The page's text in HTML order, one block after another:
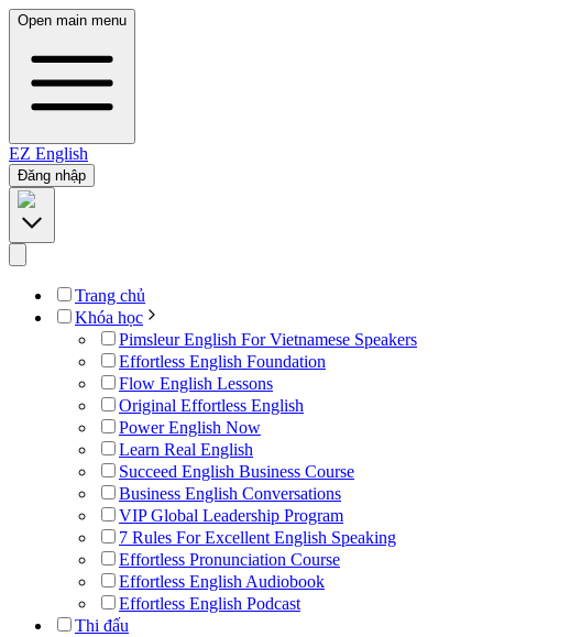
Open main menu
EZ English
Đăng nhập
Trang chủ
Khóa học
Pimsleur English For Vietnamese Speakers
Effortless English Foundation
Flow English Lessons
Original Effortless English
Power English Now
Learn Real English
Succeed English Business Course
Business English Conversations
VIP Global Leadership Program
7 Rules For Excellent English Speaking
Effortless Pronunciation Course
Effortless English Audiobook
Effortless English Podcast
Thi đấu